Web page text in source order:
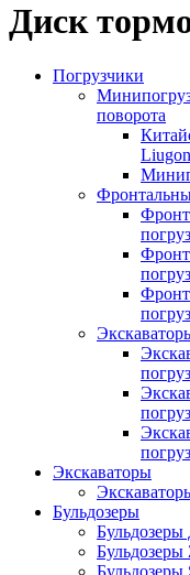
Диск
Погрузчики
поворота
Экскаваторы
Бульдозеры
Бульдозеры